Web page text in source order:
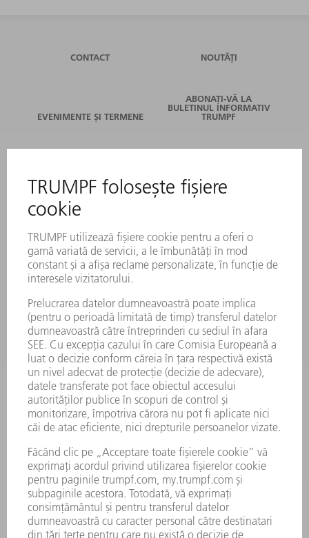
CONTACT NOUTĂȚI
EVENIMENTE ȘI TERMENE
ABONAȚI-VĂ LA
BULETINUL INFORMATIV
TRUMPF
SERVICII ONLINE
CONTACT
LOCAȚII
EVENIMENTE ȘI TERMENE
ABONARE LA NEWSLETTER
FIȘE TEHNICE DE SECURITATE
PRODUSE
LASER
ELECTRONICĂ DE PUTERE
UNELTE ELECTRICE
SMART FACTORY
SOFTWARE
SERVICII
APLICAȚII
DOMENII DE ACTIVITATE
COMPANIE
CARIERĂ
PROFILUL COMPANIEI
COMITET EXECUTIV
RAPORT DE AFACERI
PRINCIPII DE BAZĂ ALE COMPANIEI
CONFORMITATE
SISTEMUL AVERTIZORILOR DE INTEGRITATE
SECURITATE